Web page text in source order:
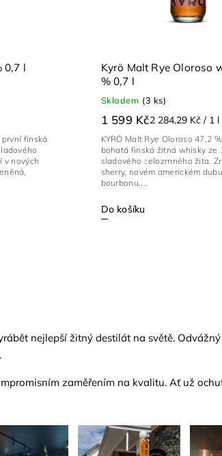
0,7 l
první finská
v nových
Kyrö Malt Rye Oloroso
% 0,7 l
Skladem (3 ks)
1 599 Kč2 284,29 Kč / 1 l
Do košíku
KYRÖ Malt Rye Oloroso 47,2
bohatá finská žitná whisky ze
sladového celozrnného žita.
sherry, novém americkém
bourbonu....
nejlepší žitný destilát na světě.
zaměřením na kvalitu. Ať už